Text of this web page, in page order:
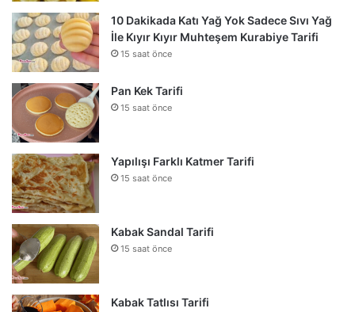
10 Dakikada Katı Yağ Yok Sadece Sıvı Yağ
İle Kıyır Kıyır Muhteşem Kurabiye Tarifi
15 saat önce
Pan Kek Tarifi
15 saat önce
Yapılışı Farklı Katmer Tarifi
15 saat önce
Kabak Sandal Tarifi
15 saat önce
Kabak Tatlısı Tarifi